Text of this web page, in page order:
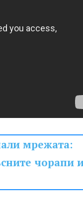
мрежата:
чорапи